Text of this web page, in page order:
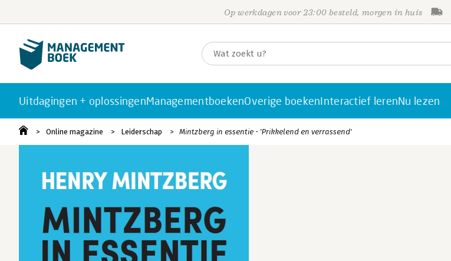
Op werkdagen voor 23:00 besteld, morgen in huis
Uitdagingen + oplossingenManagementboekenOverige boekenInteractief lerenNu lezen
Online magazine Leiderschap Mintzberg in essentie - 'Prikkelend en verrassend'